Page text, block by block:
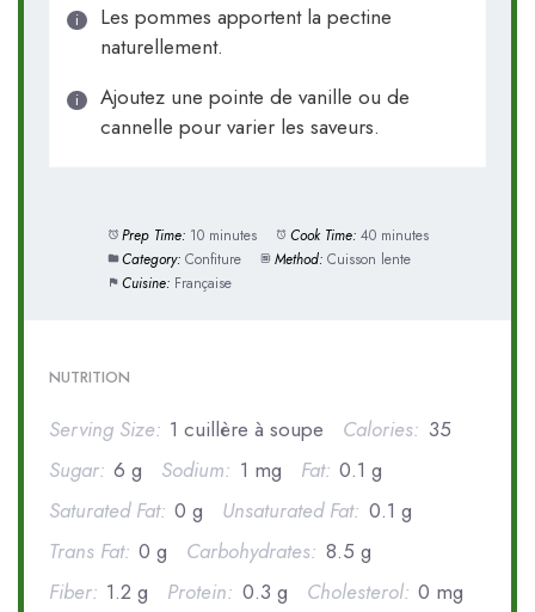
Les pommes apportent la pectine
naturellement.
Ajoutez une pointe de vanille ou de
cannelle pour varier les saveurs.
Prep Time: 10 minutes Cook Time: 40 minutes
Category: Confiture Method: Cuisson lente
Cuisine: Française
NUTRITION
Serving Size: 1 cuillère à soupe Calories: 35
Sugar: 6 g Sodium: 1 mg Fat: 0.1 g
Saturated Fat: 0 g Unsaturated Fat: 0.1 g
Trans Fat: 0 g Carbohydrates: 8.5 g
Fiber: 1.2 g Protein: 0.3 g Cholesterol: 0 mg